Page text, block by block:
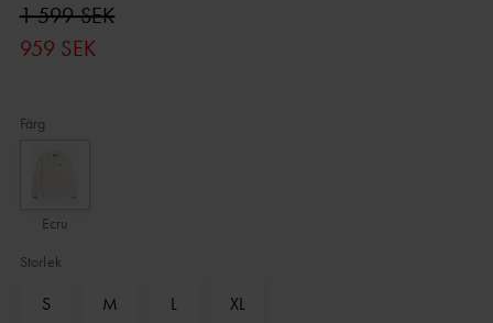
1 599 SEK
959 SEK
Färg
Ecru
Storlek
S M L XL